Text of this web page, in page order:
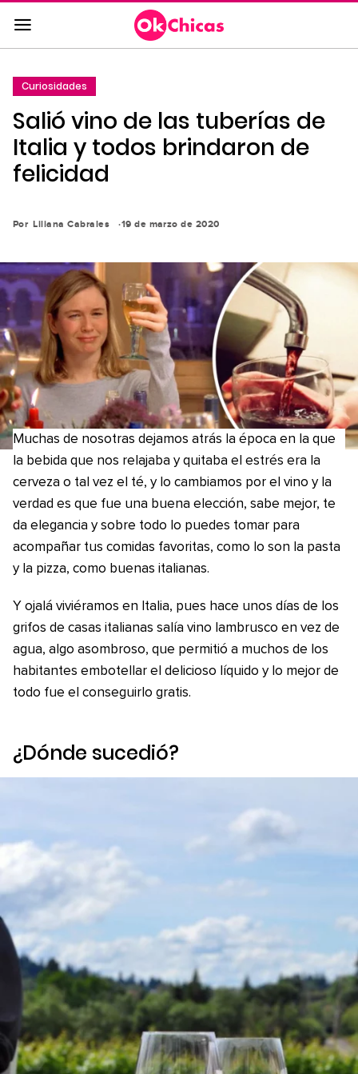
Saltar
al
contenido
a
la
navegación
principal
Curiosidades
Salió vino de las tuberías de
Italia y todos brindaron de
felicidad
Por Liliana Cabrales 19 de marzo de 2020
Muchas de nosotras dejamos atrás la época en la que
la bebida que nos relajaba y quitaba el estrés era la
cerveza o tal vez el té, y lo cambiamos por el vino y la
verdad es que fue una buena elección, sabe mejor, te
da elegancia y sobre todo lo puedes tomar para
acompañar tus comidas favoritas, como lo son la pasta
y la pizza, como buenas italianas.
Y ojalá viviéramos en Italia, pues hace unos días de los
grifos de casas italianas salía vino lambrusco en vez de
agua, algo asombroso, que permitió a muchos de los
habitantes embotellar el delicioso líquido y lo mejor de
todo fue el conseguirlo gratis.
¿Dónde sucedió?